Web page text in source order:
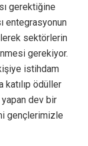
gerektiğine
entegrasyonun
sektörlerin
gerekiyor.
istihdam
katılıp ödüller
dev bir
gençlerimizle